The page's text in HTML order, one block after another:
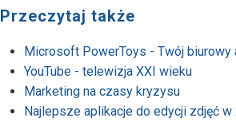
Przeczytaj także
Microsoft PowerToys - Twój biurowy
YouTube - telewizja XXI wieku
Marketing na czasy kryzysu
Najlepsze aplikacje do edycji zdjęć w